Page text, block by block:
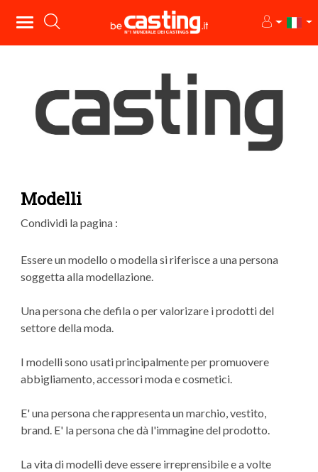
Modelli
Condividi la pagina :
Essere un modello o modella si riferisce a una persona
soggetta alla modellazione.
Una persona che defila o per valorizare i prodotti del
settore della moda.
I modelli sono usati principalmente per promuovere
abbigliamento, accessori moda e cosmetici.
E' una persona che rappresenta un marchio, vestito,
brand. E' la persona che dà l'immagine del prodotto.
La vita di modelli deve essere irreprensibile e a volte